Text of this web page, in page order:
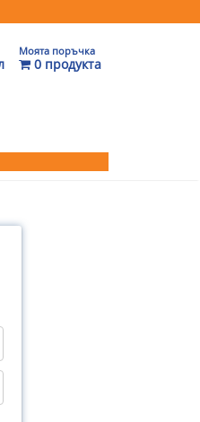
Моята поръчка
0 продукта